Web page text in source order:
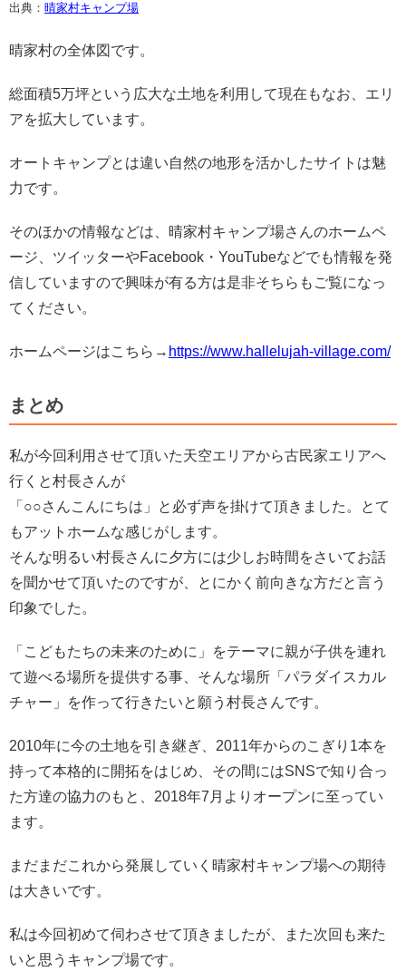
出典： 晴家村キャンプ場
晴家村の全体図です。
総面積5万坪という広大な土地を利用して現在もなお、エリ
アを拡大しています。
オートキャンプとは違い自然の地形を活かしたサイトは魅
力です。
そのほかの情報などは、晴家村キャンプ場さんのホームペ
ージ、ツイッターやFacebook・YouTubeなどでも情報を発
信していますので興味が有る方は是非そちらもご覧になっ
てください。
ホームページはこちら→ https://www.hallelujah-village.com/
まとめ
私が今回利用させて頂いた天空エリアから古民家エリアへ
行くと村長さんが
「○○さんこんにちは」と必ず声を掛けて頂きました。とて
もアットホームな感じがします。
そんな明るい村長さんに夕方には少しお時間をさいてお話
を聞かせて頂いたのですが、とにかく前向きな方だと言う
印象でした。
「こどもたちの未来のために」をテーマに親が子供を連れ
て遊べる場所を提供する事、そんな場所「パラダイスカル
チャー」を作って行きたいと願う村長さんです。
2010年に今の土地を引き継ぎ、2011年からのこぎり1本を
持って本格的に開拓をはじめ、その間にはSNSで知り合っ
た方達の協力のもと、2018年7月よりオープンに至ってい
ます。
まだまだこれから発展していく晴家村キャンプ場への期待
は大きいです。
私は今回初めて伺わさせて頂きましたが、また次回も来た
いと思うキャンプ場です。